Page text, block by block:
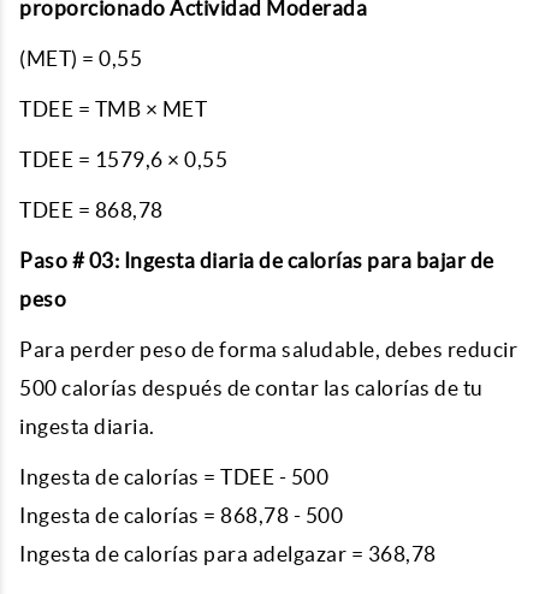
proporcionado Actividad Moderada
(MET) = 0,55
TDEE = TMB × MET
TDEE = 1579,6 × 0,55
TDEE = 868,78
Paso # 03: Ingesta diaria de calorías para bajar de
peso
Para perder peso de forma saludable, debes reducir
500 calorías después de contar las calorías de tu
ingesta diaria.
Ingesta de calorías = TDEE - 500
Ingesta de calorías = 868,78 - 500
Ingesta de calorías para adelgazar = 368,78